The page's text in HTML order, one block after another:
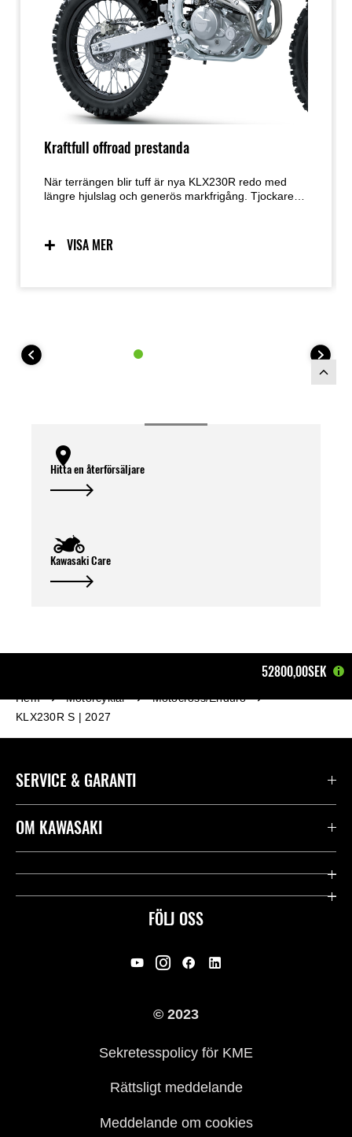
Kraftfull offroad prestanda
När terrängen blir tuff är nya KLX230R redo med
längre hjulslag och generös markfrigång. Tjockare
balanserare för en ännu roligare och mer användbar
offroad-upplevelse. En större bränsletank ger
VISA MER
Hitta en återförsäljare
Kawasaki Care
52800,00SEK
Hem Motorcyklar
Motocross/Enduro
KLX230R S | 2027
FÖLJ OSS
SERVICE & GARANTI
Kontakta oss
Användbara länkar
Rättsligt & Sekretess
OM KAWASAKI
Företag
© 2023
Sekretesspolicy för KME
Rättsligt meddelande
Meddelande om cookies